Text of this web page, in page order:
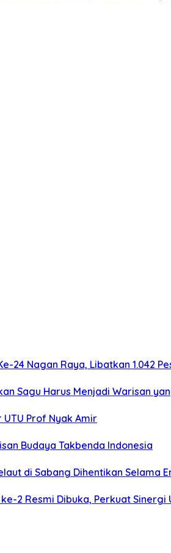
24 Nagan Raya, Libatkan 1.042
Sagu Harus Menjadi Warisan
Prof Nyak Amir
Budaya Takbenda Indonesia
di Sabang Dihentikan Selama
2 Resmi Dibuka, Perkuat Sinergi